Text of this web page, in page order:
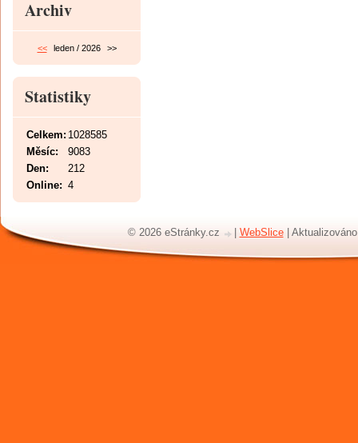
Archiv
<< leden / 2026 >>
Statistiky
Online: 4
Celkem: 1028585
Měsíc:
9083
Den:
212
© 2026 eStránky.cz WebSlice